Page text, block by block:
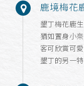
鹿境梅花
墾丁梅花鹿
猶如置身小
客可欣賞可
墾丁的另一特